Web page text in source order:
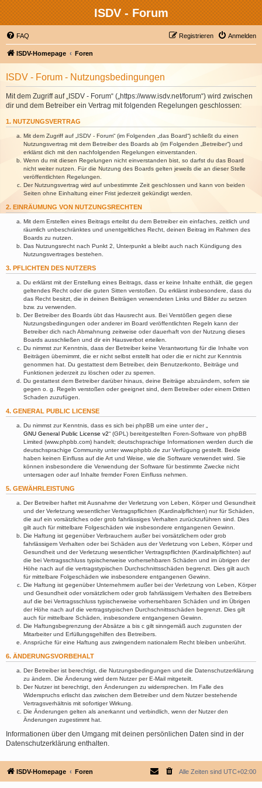
ISDV - Forum
FAQ Anmelden
Registrieren
ISDV-Homepage Foren
ISDV - Forum - Nutzungsbedingungen
Mit dem Zugriff auf „ISDV - Forum“ („https://www.isdv.net/forum“) wird zwischen
dir und dem Betreiber ein Vertrag mit folgenden Regelungen geschlossen:
1. NUTZUNGSVERTRAG
Mit dem Zugriff auf „ISDV - Forum“ (im Folgenden „das Board“) schließt du einen
Nutzungsvertrag mit dem Betreiber des Boards ab (im Folgenden „Betreiber“) und
erklärst dich mit den nachfolgenden Regelungen einverstanden.
Wenn du mit diesen Regelungen nicht einverstanden bist, so darfst du das Board
nicht weiter nutzen. Für die Nutzung des Boards gelten jeweils die an dieser Stelle
veröffentlichten Regelungen.
Der Nutzungsvertrag wird auf unbestimmte Zeit geschlossen und kann von beiden
Seiten ohne Einhaltung einer Frist jederzeit gekündigt werden.
2. EINRÄUMUNG VON NUTZUNGSRECHTEN
Mit dem Erstellen eines Beitrags erteilst du dem Betreiber ein einfaches, zeitlich und
räumlich unbeschränktes und unentgeltliches Recht, deinen Beitrag im Rahmen des
Boards zu nutzen.
Das Nutzungsrecht nach Punkt 2, Unterpunkt a bleibt auch nach Kündigung des
Nutzungsvertrages bestehen.
3. PFLICHTEN DES NUTZERS
Du erklärst mit der Erstellung eines Beitrags, dass er keine Inhalte enthält, die gegen
geltendes Recht oder die guten Sitten verstoßen. Du erklärst insbesondere, dass du
das Recht besitzt, die in deinen Beiträgen verwendeten Links und Bilder zu setzen
bzw. zu verwenden.
Der Betreiber des Boards übt das Hausrecht aus. Bei Verstößen gegen diese
Nutzungsbedingungen oder anderer im Board veröffentlichten Regeln kann der
Betreiber dich nach Abmahnung zeitweise oder dauerhaft von der Nutzung dieses
Boards ausschließen und dir ein Hausverbot erteilen.
Du nimmst zur Kenntnis, dass der Betreiber keine Verantwortung für die Inhalte von
Beiträgen übernimmt, die er nicht selbst erstellt hat oder die er nicht zur Kenntnis
genommen hat. Du gestattest dem Betreiber, dein Benutzerkonto, Beiträge und
Funktionen jederzeit zu löschen oder zu sperren.
Du gestattest dem Betreiber darüber hinaus, deine Beiträge abzuändern, sofern sie
gegen o. g. Regeln verstoßen oder geeignet sind, dem Betreiber oder einem Dritten
Schaden zuzufügen.
4. GENERAL PUBLIC LICENSE
Du nimmst zur Kenntnis, dass es sich bei phpBB um eine unter der „
GNU General Public License v2“ (GPL) bereitgestellten Foren-Software von phpBB
Limited (www.phpbb.com) handelt; deutschsprachige Informationen werden durch die
deutschsprachige Community unter www.phpbb.de zur Verfügung gestellt. Beide
haben keinen Einfluss auf die Art und Weise, wie die Software verwendet wird. Sie
können insbesondere die Verwendung der Software für bestimmte Zwecke nicht
untersagen oder auf Inhalte fremder Foren Einfluss nehmen.
5. GEWÄHRLEISTUNG
Der Betreiber haftet mit Ausnahme der Verletzung von Leben, Körper und Gesundheit
und der Verletzung wesentlicher Vertragspflichten (Kardinalpflichten) nur für Schäden,
die auf ein vorsätzliches oder grob fahrlässiges Verhalten zurückzuführen sind. Dies
gilt auch für mittelbare Folgeschäden wie insbesondere entgangenen Gewinn.
Die Haftung ist gegenüber Verbrauchern außer bei vorsätzlichem oder grob
fahrlässigem Verhalten oder bei Schäden aus der Verletzung von Leben, Körper und
Gesundheit und der Verletzung wesentlicher Vertragspflichten (Kardinalpflichten) auf
die bei Vertragsschluss typischerweise vorhersehbaren Schäden und im übrigen der
Höhe nach auf die vertragstypischen Durchschnittsschäden begrenzt. Dies gilt auch
für mittelbare Folgeschäden wie insbesondere entgangenen Gewinn.
Die Haftung ist gegenüber Unternehmern außer bei der Verletzung von Leben, Körper
und Gesundheit oder vorsätzlichem oder grob fahrlässigem Verhalten des Betreibers
auf die bei Vertragsschluss typischerweise vorhersehbaren Schäden und im Übrigen
der Höhe nach auf die vertragstypischen Durchschnittsschäden begrenzt. Dies gilt
auch für mittelbare Schäden, insbesondere entgangenen Gewinn.
Die Haftungsbegrenzung der Absätze a bis c gilt sinngemäß auch zugunsten der
Mitarbeiter und Erfüllungsgehilfen des Betreibers.
Ansprüche für eine Haftung aus zwingendem nationalem Recht bleiben unberührt.
6. ÄNDERUNGSVORBEHALT
Der Betreiber ist berechtigt, die Nutzungsbedingungen und die Datenschutzerklärung
zu ändern. Die Änderung wird dem Nutzer per E-Mail mitgeteilt.
Der Nutzer ist berechtigt, den Änderungen zu widersprechen. Im Falle des
Widerspruchs erlischt das zwischen dem Betreiber und dem Nutzer bestehende
Vertragsverhältnis mit sofortiger Wirkung.
Die Änderungen gelten als anerkannt und verbindlich, wenn der Nutzer den
Änderungen zugestimmt hat.
Informationen über den Umgang mit deinen persönlichen Daten sind in der
Datenschutzerklärung enthalten.
ISDV-Homepage Foren Alle Zeiten sind UTC+02:00